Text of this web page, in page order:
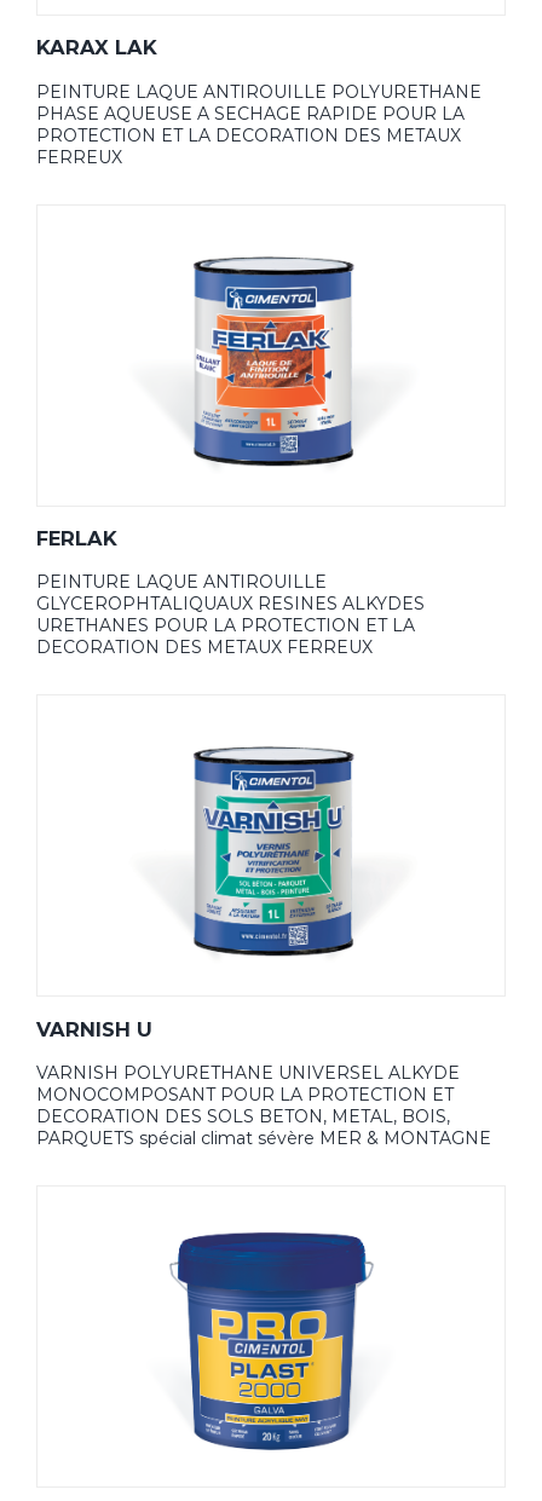
KARAX LAK
PEINTURE LAQUE ANTIROUILLE POLYURETHANE
PHASE AQUEUSE A SECHAGE RAPIDE POUR LA
PROTECTION ET LA DECORATION DES METAUX
FERREUX
FERLAK
PEINTURE LAQUE ANTIROUILLE
GLYCEROPHTALIQUAUX RESINES ALKYDES
URETHANES POUR LA PROTECTION ET LA
DECORATION DES METAUX FERREUX
VARNISH U
VARNISH POLYURETHANE UNIVERSEL ALKYDE
MONOCOMPOSANT POUR LA PROTECTION ET
DECORATION DES SOLS BETON, METAL, BOIS,
PARQUETS spécial climat sévère MER & MONTAGNE